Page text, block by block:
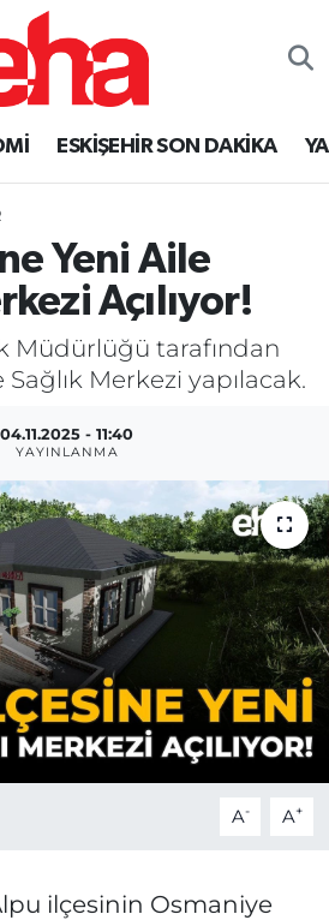
ESKİŞEHİR SON DAKİKA
Yeni Aile
Açılıyor!
Müdürlüğü tarafından
Merkezi yapılacak.
04.11.2025 - 11:40
YAYINLANMA
A- A+
ilçesinin Osmaniye